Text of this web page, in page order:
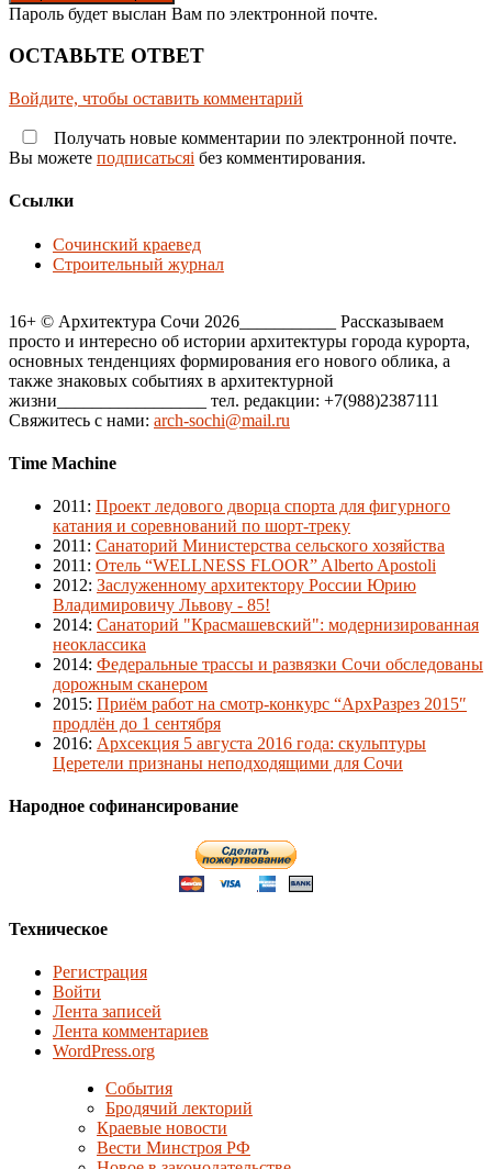
Пароль будет выслан Вам по электронной почте.
ОСТАВЬТЕ ОТВЕТ
Войдите, чтобы оставить комментарий
Получать новые комментарии по электронной почте.
Вы можете подписатьсяi без комментирования.
Ссылки
Сочинский краевед
Строительный журнал
16+ © Архитектура Сочи 2026___________ Рассказываем
просто и интересно об истории архитектуры города курорта,
основных тенденциях формирования его нового облика, а
также знаковых событиях в архитектурной
жизни_________________ тел. редакции: +7(988)2387111
Свяжитесь с нами: arch-sochi@mail.ru
Time Machine
2011 : Проект ледового дворца спорта для фигурного
катания и соревнований по шорт-треку
2011 : Санаторий Министерства сельского хозяйства
2011 : Отель “WELLNESS FLOOR” Alberto Apostoli
2012: Заслуженному архитектору России Юрию
Владимировичу Львову - 85!
2014: Санаторий "Красмашевский": модернизированная
неоклассика
2014: Федеральные трассы и развязки Сочи обследованы
дорожным сканером
2015: Приём работ на смотр-конкурс “АрхРазрез 2015″
продлён до 1 сентября
2016: Архсекция 5 августа 2016 года: скульптуры
Церетели признаны неподходящими для Сочи
Народное софинансирование
Техническое
Регистрация
Войти
Лента записей
Лента комментариев
WordPress.org
События
Бродячий лекторий
Краевые новости
Вести Минстроя РФ